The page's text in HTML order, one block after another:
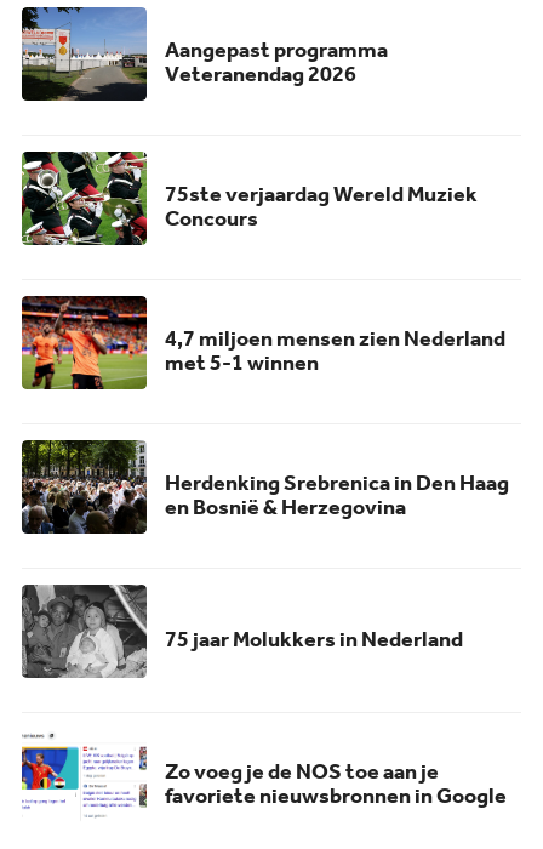
Aangepast programma
Veteranendag 2026
75ste verjaardag Wereld Muziek
Concours
4,7 miljoen mensen zien Nederland
met 5-1 winnen
Herdenking Srebrenica in Den Haag
en Bosnië & Herzegovina
75 jaar Molukkers in Nederland
Zo voeg je de NOS toe aan je
favoriete nieuwsbronnen in Google